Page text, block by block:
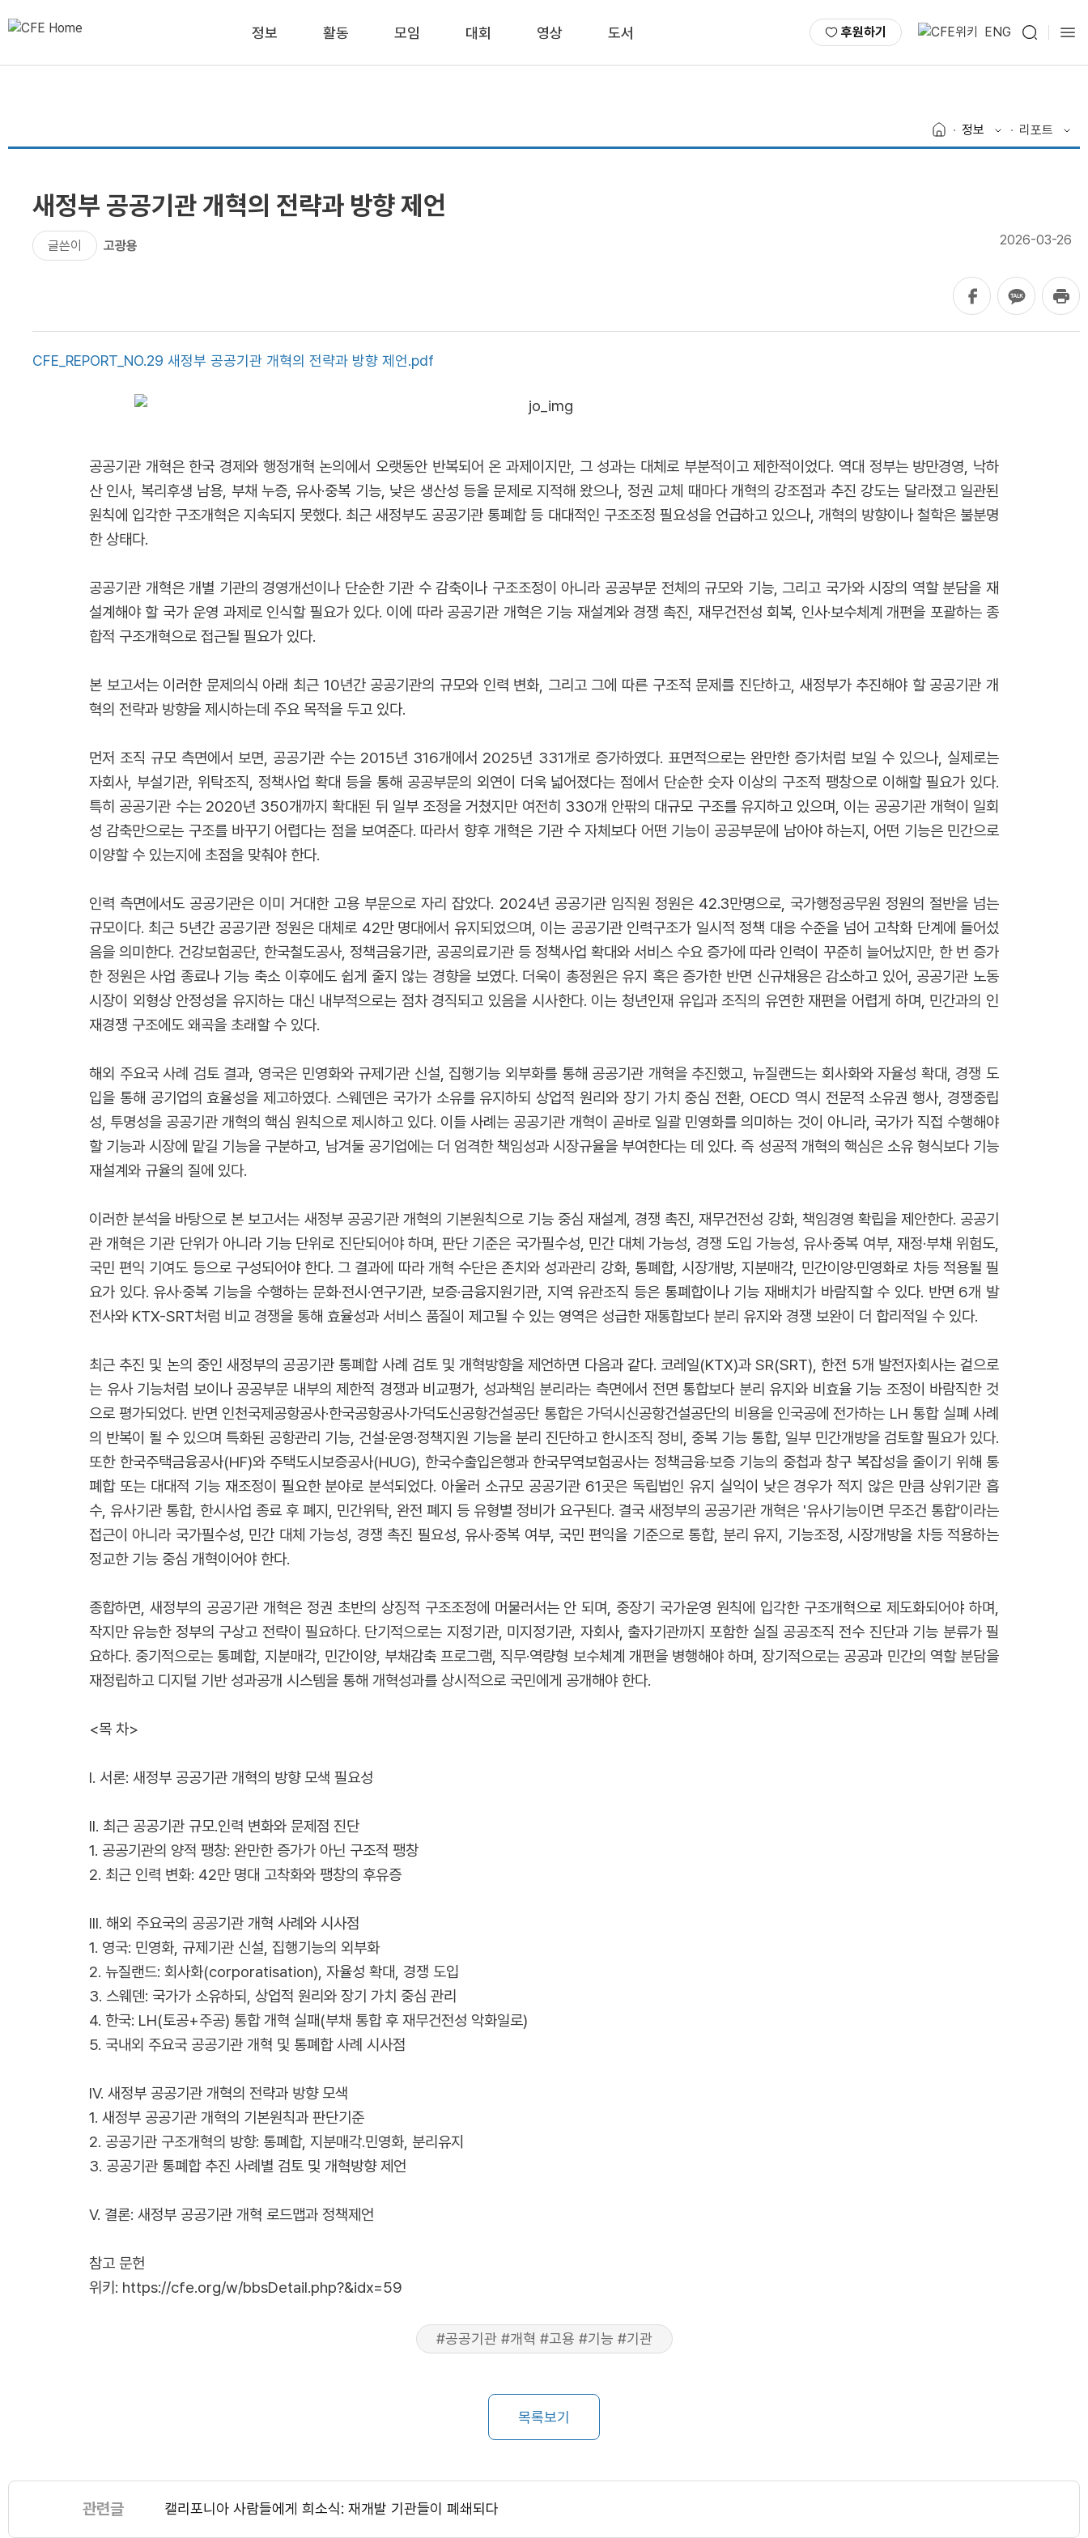
정보 활동 모임 대회 영상 도서 후원하기 ENG
정보 리포트
새정부 공공기관 개혁의 전략과 방향 제언
글쓴이 고광용 2026-03-26
CFE_REPORT_NO.29 새정부 공공기관 개혁의 전략과 방향 제언.pdf
공공기관 개혁은 한국 경제와 행정개혁 논의에서 오랫동안 반복되어 온 과제이지만, 그 성과는 대체로 부분적이고 제한적이었다. 역대 정부는 방만경영, 낙하
산 인사, 복리후생 남용, 부채 누증, 유사·중복 기능, 낮은 생산성 등을 문제로 지적해 왔으나, 정권 교체 때마다 개혁의 강조점과 추진 강도는 달라졌고 일관된
원칙에 입각한 구조개혁은 지속되지 못했다. 최근 새정부도 공공기관 통폐합 등 대대적인 구조조정 필요성을 언급하고 있으나, 개혁의 방향이나 철학은 불분명
한 상태다.
공공기관 개혁은 개별 기관의 경영개선이나 단순한 기관 수 감축이나 구조조정이 아니라 공공부문 전체의 규모와 기능, 그리고 국가와 시장의 역할 분담을 재
설계해야 할 국가 운영 과제로 인식할 필요가 있다. 이에 따라 공공기관 개혁은 기능 재설계와 경쟁 촉진, 재무건전성 회복, 인사·보수체계 개편을 포괄하는 종
합적 구조개혁으로 접근될 필요가 있다.
본 보고서는 이러한 문제의식 아래 최근 10년간 공공기관의 규모와 인력 변화, 그리고 그에 따른 구조적 문제를 진단하고, 새정부가 추진해야 할 공공기관 개
혁의 전략과 방향을 제시하는데 주요 목적을 두고 있다.
먼저 조직 규모 측면에서 보면, 공공기관 수는 2015년 316개에서 2025년 331개로 증가하였다. 표면적으로는 완만한 증가처럼 보일 수 있으나, 실제로는
자회사, 부설기관, 위탁조직, 정책사업 확대 등을 통해 공공부문의 외연이 더욱 넓어졌다는 점에서 단순한 숫자 이상의 구조적 팽창으로 이해할 필요가 있다.
특히 공공기관 수는 2020년 350개까지 확대된 뒤 일부 조정을 거쳤지만 여전히 330개 안팎의 대규모 구조를 유지하고 있으며, 이는 공공기관 개혁이 일회
성 감축만으로는 구조를 바꾸기 어렵다는 점을 보여준다. 따라서 향후 개혁은 기관 수 자체보다 어떤 기능이 공공부문에 남아야 하는지, 어떤 기능은 민간으로
이양할 수 있는지에 초점을 맞춰야 한다.
인력 측면에서도 공공기관은 이미 거대한 고용 부문으로 자리 잡았다. 2024년 공공기관 임직원 정원은 42.3만명으로, 국가행정공무원 정원의 절반을 넘는
규모이다. 최근 5년간 공공기관 정원은 대체로 42만 명대에서 유지되었으며, 이는 공공기관 인력구조가 일시적 정책 대응 수준을 넘어 고착화 단계에 들어섰
음을 의미한다. 건강보험공단, 한국철도공사, 정책금융기관, 공공의료기관 등 정책사업 확대와 서비스 수요 증가에 따라 인력이 꾸준히 늘어났지만, 한 번 증가
한 정원은 사업 종료나 기능 축소 이후에도 쉽게 줄지 않는 경향을 보였다. 더욱이 총정원은 유지 혹은 증가한 반면 신규채용은 감소하고 있어, 공공기관 노동
시장이 외형상 안정성을 유지하는 대신 내부적으로는 점차 경직되고 있음을 시사한다. 이는 청년인재 유입과 조직의 유연한 재편을 어렵게 하며, 민간과의 인
재경쟁 구조에도 왜곡을 초래할 수 있다.
해외 주요국 사례 검토 결과, 영국은 민영화와 규제기관 신설, 집행기능 외부화를 통해 공공기관 개혁을 추진했고, 뉴질랜드는 회사화와 자율성 확대, 경쟁 도
입을 통해 공기업의 효율성을 제고하였다. 스웨덴은 국가가 소유를 유지하되 상업적 원리와 장기 가치 중심 전환, OECD 역시 전문적 소유권 행사, 경쟁중립
성, 투명성을 공공기관 개혁의 핵심 원칙으로 제시하고 있다. 이들 사례는 공공기관 개혁이 곧바로 일괄 민영화를 의미하는 것이 아니라, 국가가 직접 수행해야
할 기능과 시장에 맡길 기능을 구분하고, 남겨둘 공기업에는 더 엄격한 책임성과 시장규율을 부여한다는 데 있다. 즉 성공적 개혁의 핵심은 소유 형식보다 기능
재설계와 규율의 질에 있다.
이러한 분석을 바탕으로 본 보고서는 새정부 공공기관 개혁의 기본원칙으로 기능 중심 재설계, 경쟁 촉진, 재무건전성 강화, 책임경영 확립을 제안한다. 공공기
관 개혁은 기관 단위가 아니라 기능 단위로 진단되어야 하며, 판단 기준은 국가필수성, 민간 대체 가능성, 경쟁 도입 가능성, 유사·중복 여부, 재정·부채 위험도,
국민 편익 기여도 등으로 구성되어야 한다. 그 결과에 따라 개혁 수단은 존치와 성과관리 강화, 통폐합, 시장개방, 지분매각, 민간이양·민영화로 차등 적용될 필
요가 있다. 유사·중복 기능을 수행하는 문화·전시·연구기관, 보증·금융지원기관, 지역 유관조직 등은 통폐합이나 기능 재배치가 바람직할 수 있다. 반면 6개 발
전사와 KTX-SRT처럼 비교 경쟁을 통해 효율성과 서비스 품질이 제고될 수 있는 영역은 성급한 재통합보다 분리 유지와 경쟁 보완이 더 합리적일 수 있다.
최근 추진 및 논의 중인 새정부의 공공기관 통폐합 사례 검토 및 개혁방향을 제언하면 다음과 같다. 코레일(KTX)과 SR(SRT), 한전 5개 발전자회사는 겉으로
는 유사 기능처럼 보이나 공공부문 내부의 제한적 경쟁과 비교평가, 성과책임 분리라는 측면에서 전면 통합보다 분리 유지와 비효율 기능 조정이 바람직한 것
으로 평가되었다. 반면 인천국제공항공사·한국공항공사·가덕도신공항건설공단 통합은 가덕시신공항건설공단의 비용을 인국공에 전가하는 LH 통합 실폐 사례
의 반복이 될 수 있으며 특화된 공항관리 기능, 건설·운영·정책지원 기능을 분리 진단하고 한시조직 정비, 중복 기능 통합, 일부 민간개방을 검토할 필요가 있다.
또한 한국주택금융공사(HF)와 주택도시보증공사(HUG), 한국수출입은행과 한국무역보험공사는 정책금융·보증 기능의 중첩과 창구 복잡성을 줄이기 위해 통
폐합 또는 대대적 기능 재조정이 필요한 분야로 분석되었다. 아울러 소규모 공공기관 61곳은 독립법인 유지 실익이 낮은 경우가 적지 않은 만큼 상위기관 흡
수, 유사기관 통합, 한시사업 종료 후 폐지, 민간위탁, 완전 폐지 등 유형별 정비가 요구된다. 결국 새정부의 공공기관 개혁은 '유사기능이면 무조건 통합’이라는
접근이 아니라 국가필수성, 민간 대체 가능성, 경쟁 촉진 필요성, 유사·중복 여부, 국민 편익을 기준으로 통합, 분리 유지, 기능조정, 시장개방을 차등 적용하는
정교한 기능 중심 개혁이어야 한다.
종합하면, 새정부의 공공기관 개혁은 정권 초반의 상징적 구조조정에 머물러서는 안 되며, 중장기 국가운영 원칙에 입각한 구조개혁으로 제도화되어야 하며,
작지만 유능한 정부의 구상고 전략이 필요하다. 단기적으로는 지정기관, 미지정기관, 자회사, 출자기관까지 포함한 실질 공공조직 전수 진단과 기능 분류가 필
요하다. 중기적으로는 통폐합, 지분매각, 민간이양, 부채감축 프로그램, 직무·역량형 보수체계 개편을 병행해야 하며, 장기적으로는 공공과 민간의 역할 분담을
재정립하고 디지털 기반 성과공개 시스템을 통해 개혁성과를 상시적으로 국민에게 공개해야 한다.
<목 차>
I. 서론: 새정부 공공기관 개혁의 방향 모색 필요성
II. 최근 공공기관 규모․인력 변화와 문제점 진단
1. 공공기관의 양적 팽창: 완만한 증가가 아닌 구조적 팽창
2. 최근 인력 변화: 42만 명대 고착화와 팽창의 후유증
III. 해외 주요국의 공공기관 개혁 사례와 시사점
1. 영국: 민영화, 규제기관 신설, 집행기능의 외부화
2. 뉴질랜드: 회사화(corporatisation), 자율성 확대, 경쟁 도입
3. 스웨덴: 국가가 소유하되, 상업적 원리와 장기 가치 중심 관리
4. 한국: LH(토공+주공) 통합 개혁 실패(부채 통합 후 재무건전성 악화일로)
5. 국내외 주요국 공공기관 개혁 및 통폐합 사례 시사점
IV. 새정부 공공기관 개혁의 전략과 방향 모색
1. 새정부 공공기관 개혁의 기본원칙과 판단기준
2. 공공기관 구조개혁의 방향: 통폐합, 지분매각․민영화, 분리유지
3. 공공기관 통폐합 추진 사례별 검토 및 개혁방향 제언
Ⅴ. 결론: 새정부 공공기관 개혁 로드맵과 정책제언
참고 문헌
위키: https://cfe.org/w/bbsDetail.php?&idx=59
#공공기관 #개혁 #고용 #기능 #기관
목록보기
관련글 캘리포니아 사람들에게 희소식: 재개발 기관들이 폐쇄되다